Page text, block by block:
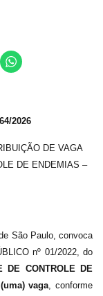
2026
DE VAGA
DE ENDEMIAS –
São Paulo, convoca
nº 01/2022, do
DE CONTROLE DE
vaga, conforme